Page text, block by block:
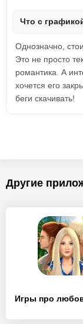
Что с
Однозначно,
Это не просто
романтика. А
хочется его
беги скачивать!
Другие